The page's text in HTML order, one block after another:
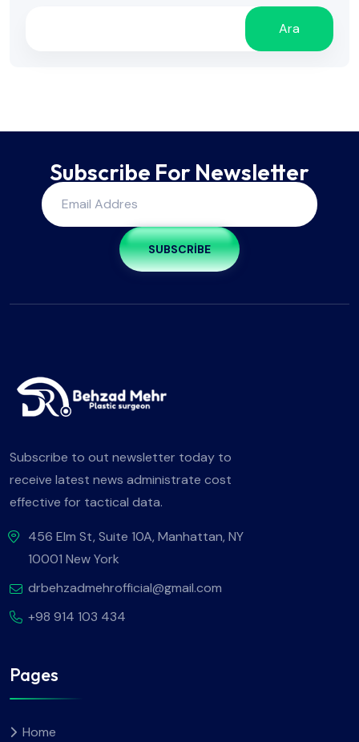
Ara
Subscribe For Newsletter
SUBSCRIBE
Subscribe to out newsletter today to
receive latest news administrate cost
effective for tactical data.
456 Elm St, Suite 10A, Manhattan, NY
10001 New York
drbehzadmehrofficial@gmail.com
+98 914 103 434
Pages
Home